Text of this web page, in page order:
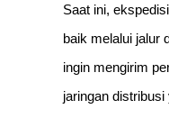
Saat ini,
baik melalui jalur
ingin mengirim
jaringan